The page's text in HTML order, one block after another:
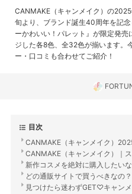
CANMAKE（キャンメイク）の
旬より、ブランド誕生40周年を記
ーかわいい！パレット』が限定発
ジした各8色、全32色が揃います。
ー・口コミも合わせてご紹介！
目次
CANMAKE（キャンメイク）
CANMAKE（キャンメイク）｜
新作コスメを絶対に購入したい
どの通販サイトで買うべきなの？
見つけたら迷わずGET♡キャン